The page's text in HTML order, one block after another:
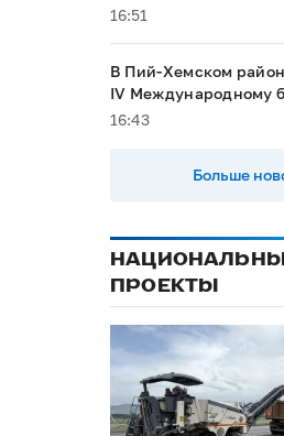
ҮЛҮҮМ
16:51
В Пий-Хемском
IV Международному
форуму
16:43
Больше
ПРОЕКТЫ